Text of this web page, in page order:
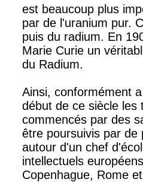
est beaucoup plus
par de l'uranium pur.
puis du radium. En
Marie Curie un
du Radium.
Ainsi, conformément
début de ce siècle les
commencés par des
être poursuivis par de
autour d'un chef
intellectuels
Copenhague, Rome